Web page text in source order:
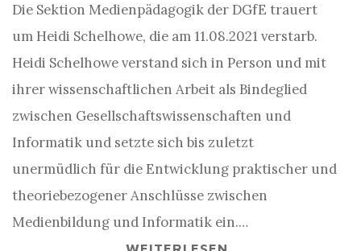
Die Sektion Medienpädagogik der DGfE trauert
um Heidi Schelhowe, die am 11.08.2021 verstarb.
Heidi Schelhowe verstand sich in Person und mit
ihrer wissenschaftlichen Arbeit als Bindeglied
zwischen Gesellschaftswissenschaften und
Informatik und setzte sich bis zuletzt
unermüdlich für die Entwicklung praktischer und
theoriebezogener Anschlüsse zwischen
Medienbildung und Informatik ein.…